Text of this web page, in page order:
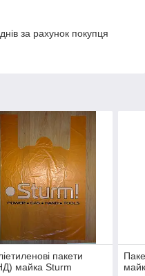
за рахунок покупця
пакети
майка Sturm